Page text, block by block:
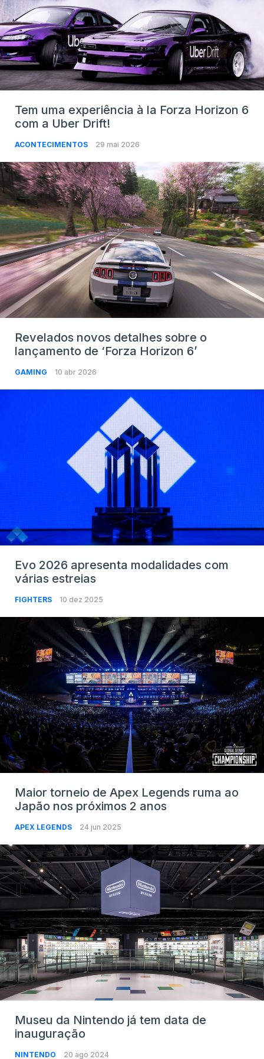
Tem uma experiência à la Forza Horizon 6
com a Uber Drift!
ACONTECIMENTOS 29 mai 2026
Revelados novos detalhes sobre o
lançamento de ‘Forza Horizon 6’
GAMING 10 abr 2026
Evo 2026 apresenta modalidades com
várias estreias
FIGHTERS 10 dez 2025
Maior torneio de Apex Legends ruma ao
Japão nos próximos 2 anos
APEX LEGENDS 24 jun 2025
Museu da Nintendo já tem data de
inauguração
NINTENDO 20 ago 2024